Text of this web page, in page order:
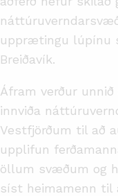
upprætingu lúpínu
Breiðavík.
Áfram verður unnið
innviða
Vestfjörðum til að
upplifun
öllum svæðum og
síst heimamenn til